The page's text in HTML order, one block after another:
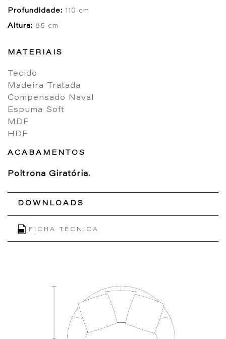
Profundidade: 110 cm
Altura: 85 cm
MATERIAIS
Tecido
Madeira Tratada
Compensado Naval
Espuma Soft
MDF
HDF
ACABAMENTOS
Poltrona Giratória.
DOWNLOADS
FICHA TÉCNICA